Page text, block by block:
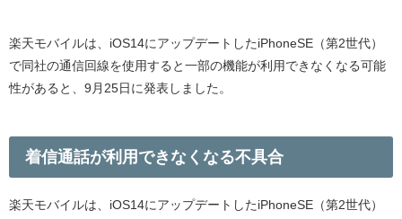
楽天モバイルは、iOS14にアップデートしたiPhoneSE（第2世代）
で同社の通信回線を使用すると一部の機能が利用できなくなる可能
性があると、9月25日に発表しました。
着信通話が利用できなくなる不具合
楽天モバイルは、iOS14にアップデートしたiPhoneSE（第2世代）